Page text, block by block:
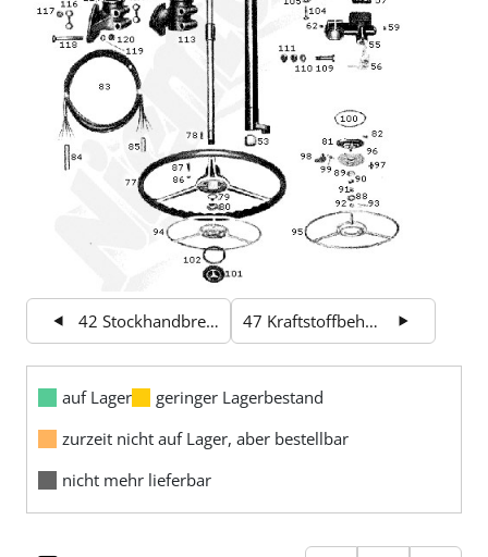
42 Stockhandbremse 47 Kraftstoffbehälter
auf Lager
geringer Lagerbestand
zurzeit nicht auf Lager, aber bestellbar
nicht mehr lieferbar